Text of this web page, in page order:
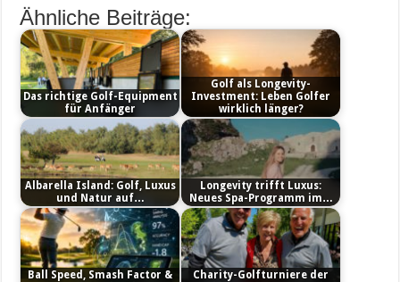
Ähnliche Beiträge:
Das richtige Golf-Equipment
für Anfänger
Golf als Longevity-
Investment: Leben Golfer
wirklich länger?
Albarella Island: Golf, Luxus
und Natur auf…
Longevity trifft Luxus:
Neues Spa-Programm im…
Ball Speed, Smash Factor &
Charity-Golfturniere der